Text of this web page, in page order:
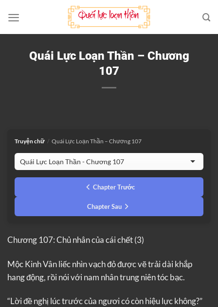
qua
nội
Quái Lực Loạn Thần – Chương
107
Truyện chữ / Quái Lực Loạn Thần – Chương 107
Chapter Trước
Chapter Sau
Chương 107: Chủ nhân của cái chết (3)
Mộc Kinh Vân liếc nhìn vạch đỏ được vẽ trải dài khắp
hang động, rồi nói với nam nhân trung niên tóc bạc.
“Lời đề nghị lúc trước của ngươi có còn hiệu lực không?”